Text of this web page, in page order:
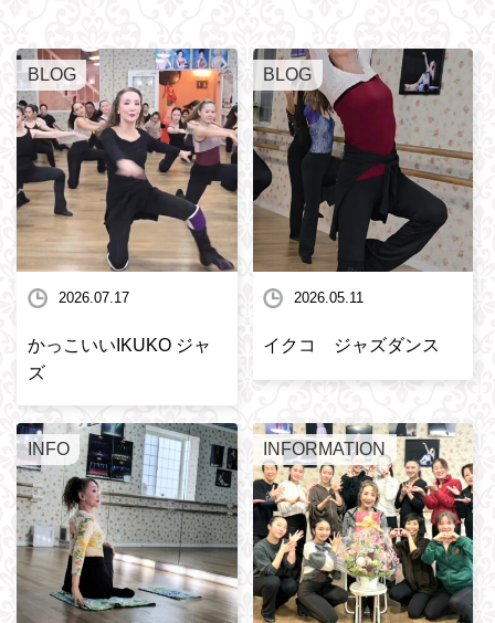
BLOG
2026.07.17
かっこいいIKUKO ジャ
ズ
BLOG
2026.05.11
イクコ ジャズダンス
INFO INFORMATION